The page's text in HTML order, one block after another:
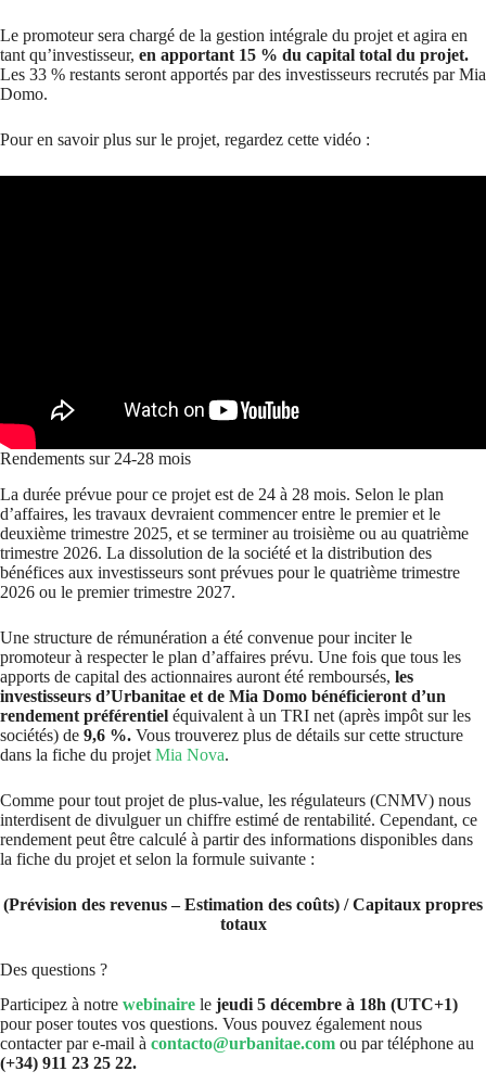
Le promoteur sera chargé de la gestion intégrale du projet et agira en
tant qu’investisseur, en apportant 15 % du capital total du projet.
Les 33 % restants seront apportés par des investisseurs recrutés par Mia
Domo.
Pour en savoir plus sur le projet, regardez cette vidéo :
Rendements sur 24-28 mois
La durée prévue pour ce projet est de 24 à 28 mois. Selon le plan
d’affaires, les travaux devraient commencer entre le premier et le
deuxième trimestre 2025, et se terminer au troisième ou au quatrième
trimestre 2026. La dissolution de la société et la distribution des
bénéfices aux investisseurs sont prévues pour le quatrième trimestre
2026 ou le premier trimestre 2027.
Une structure de rémunération a été convenue pour inciter le
promoteur à respecter le plan d’affaires prévu. Une fois que tous les
apports de capital des actionnaires auront été remboursés, les
investisseurs d’Urbanitae et de Mia Domo bénéficieront d’un
rendement préférentiel équivalent à un TRI net (après impôt sur les
sociétés) de 9,6 %. Vous trouverez plus de détails sur cette structure
dans la fiche du projet Mia Nova.
Comme pour tout projet de plus-value, les régulateurs (CNMV) nous
interdisent de divulguer un chiffre estimé de rentabilité. Cependant, ce
rendement peut être calculé à partir des informations disponibles dans
la fiche du projet et selon la formule suivante :
(Prévision des revenus – Estimation des coûts) / Capitaux propres
totaux
Des questions ?
Participez à notre webinaire le jeudi 5 décembre à 18h (UTC+1)
pour poser toutes vos questions. Vous pouvez également nous
contacter par e-mail à contacto@urbanitae.com ou par téléphone au
(+34) 911 23 25 22.